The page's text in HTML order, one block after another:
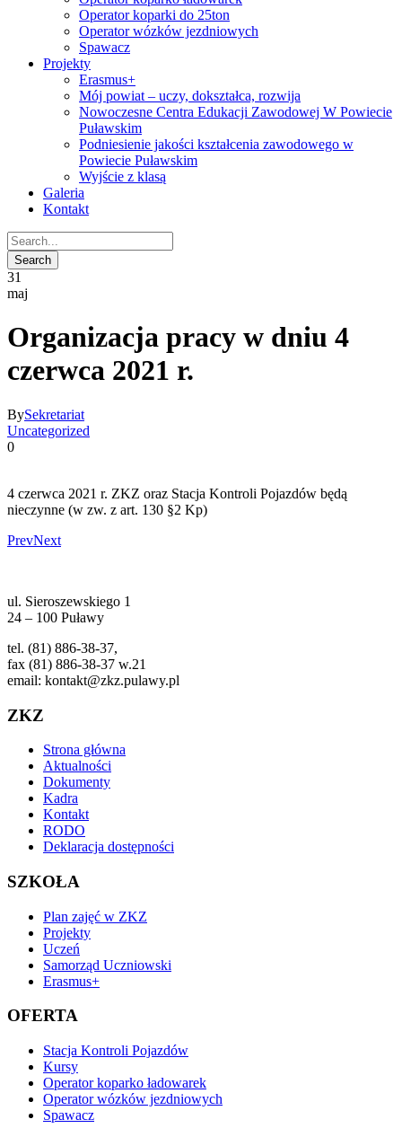
Operator koparki do 25ton
Operator wózków jezdniowych
Spawacz
Projekty
Erasmus+
Mój powiat – uczy, dokształca, rozwija
Nowoczesne Centra Edukacji Zawodowej W Powiecie
Puławskim
Podniesienie jakości kształcenia zawodowego w
Powiecie Puławskim
Wyjście z klasą
Galeria
Kontakt
31
maj
Organizacja pracy w dniu 4
czerwca 2021 r.
BySekretariat
Uncategorized
0
4 czerwca 2021 r. ZKZ oraz Stacja Kontroli Pojazdów będą
nieczynne (w zw. z art. 130 §2 Kp)
PrevNext
ul. Sieroszewskiego 1
24 – 100 Puławy
tel. (81) 886-38-37,
fax (81) 886-38-37 w.21
email: kontakt@zkz.pulawy.pl
ZKZ
Strona główna
Aktualności
Dokumenty
Kadra
Kontakt
RODO
Deklaracja dostępności
SZKOŁA
Plan zajęć w ZKZ
Projekty
Uczeń
Samorząd Uczniowski
Erasmus+
OFERTA
Stacja Kontroli Pojazdów
Kursy
Operator koparko ładowarek
Operator wózków jezdniowych
Spawacz